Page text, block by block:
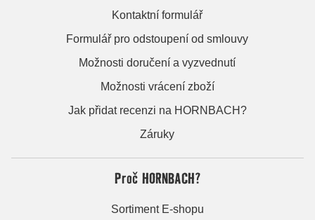
Kontaktní formulář
Formulář pro odstoupení od smlouvy
Možnosti doručení a vyzvednutí
Možnosti vrácení zboží
Jak přidat recenzi na HORNBACH?
Záruky
Proč HORNBACH?
Sortiment E-shopu